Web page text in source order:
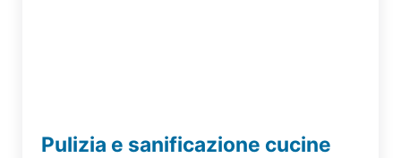
Pulizia e sanificazione cucine